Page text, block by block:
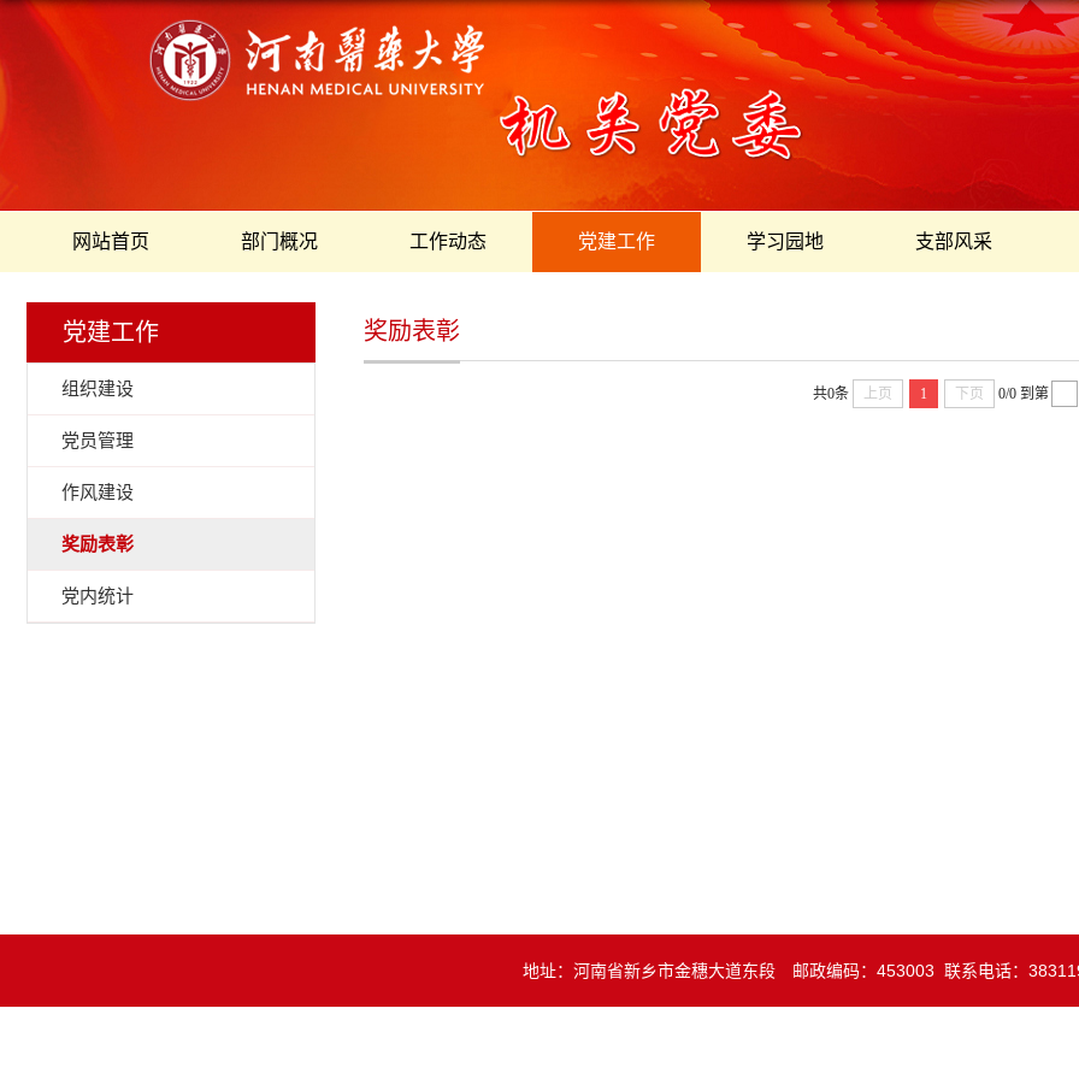
网站首页 部门概况 工作动态 党建工作 学习园地 支部风采
党建工作
组织建设
党员管理
作风建设
奖励表彰
党内统计
奖励表彰
共0条 上页 1 下页 0/0 到第
地址：河南省新乡市金穗大道东段 邮政编码：453003 联系电话：